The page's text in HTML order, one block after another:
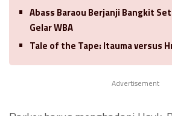
Abass Baraou Berjanji Bangkit
Gelar WBA
Tale of the Tape: Itauma versus
Advertisement